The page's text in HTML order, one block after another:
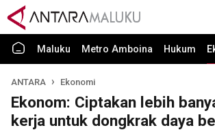
Maluku Metro Amboina Hukum
ANTARA Ekonomi
Ekonom: Ciptakan lebih
kerja untuk dongkrak daya